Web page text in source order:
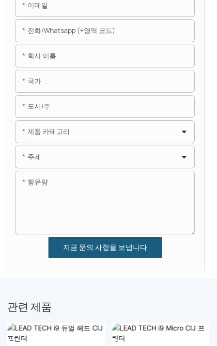
이메일
전화/whatsapp (+영역 코드)
회사 이름
국가
도시/주
제품 카테고리
주제
함유량
지금 문의 사항을 보냅니다
관련 제품